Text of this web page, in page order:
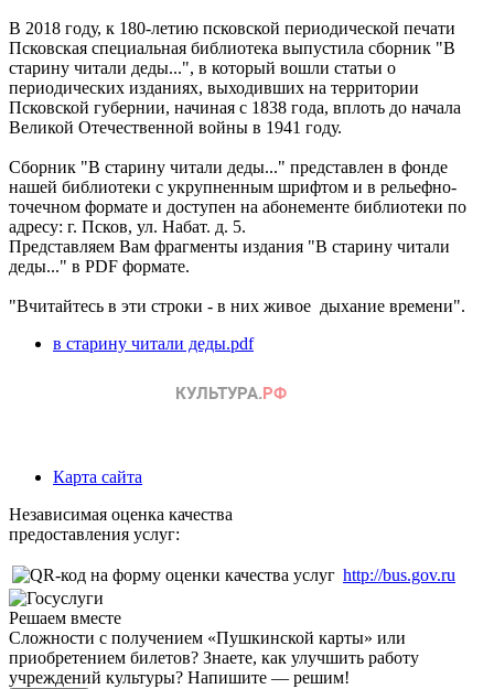
В 2018 году, к 180-летию псковской периодической печати
Псковская специальная библиотека выпустила сборник "В
старину читали деды...", в который вошли статьи о
периодических изданиях, выходивших на территории
Псковской губернии, начиная с 1838 года, вплоть до начала
Великой Отечественной войны в 1941 году.
Сборник "В старину читали деды..." представлен в фонде
нашей библиотеки с укрупненным шрифтом и в рельефно-
точечном формате и доступен на абонементе библиотеки по
адресу: г. Псков, ул. Набат. д. 5.
Представляем Вам фрагменты издания "В старину читали
деды..." в PDF формате.
"Вчитайтесь в эти строки - в них живое дыхание времени".
в старину читали деды.pdf
Карта сайта
Независимая оценка качества
предоставления услуг:
http://bus.gov.ru
Решаем вместе
Сложности с получением «Пушкинской карты» или
приобретением билетов? Знаете, как улучшить работу
учреждений культуры? Напишите — решим!